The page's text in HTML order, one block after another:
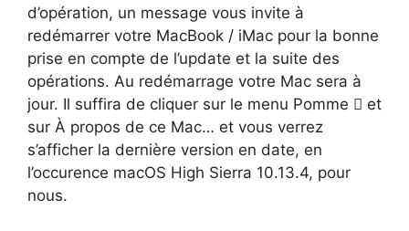
d’opération, un message vous invite à
redémarrer votre MacBook / iMac pour la bonne
prise en compte de l’update et la suite des
opérations. Au redémarrage votre Mac sera à
jour. Il suffira de cliquer sur le menu Pomme  et
sur À propos de ce Mac… et vous verrez
s’afficher la dernière version en date, en
l’occurence macOS High Sierra 10.13.4, pour
nous.